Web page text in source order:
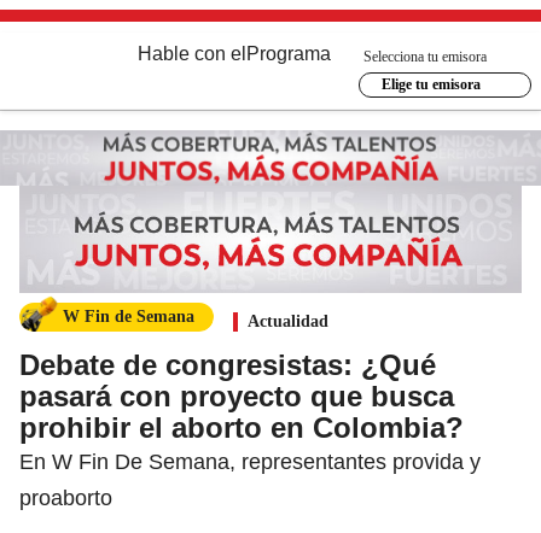
Hable con el Programa
Selecciona tu emisora
Elige tu emisora
W Fin de Semana Actualidad
Debate de congresistas: ¿Qué
pasará con proyecto que busca
prohibir el aborto en Colombia?
En W Fin De Semana, representantes provida y
proaborto